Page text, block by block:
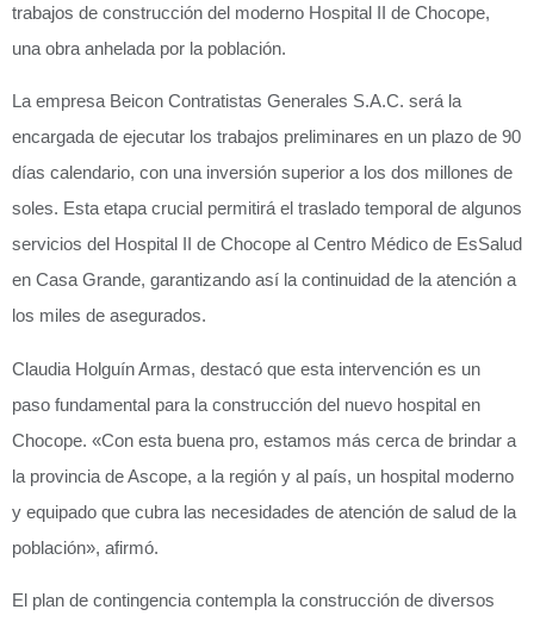
trabajos de construcción del moderno Hospital II de Chocope,
una obra anhelada por la población.
La empresa Beicon Contratistas Generales S.A.C. será la
encargada de ejecutar los trabajos preliminares en un plazo de 90
días calendario, con una inversión superior a los dos millones de
soles. Esta etapa crucial permitirá el traslado temporal de algunos
servicios del Hospital II de Chocope al Centro Médico de EsSalud
en Casa Grande, garantizando así la continuidad de la atención a
los miles de asegurados.
Claudia Holguín Armas, destacó que esta intervención es un
paso fundamental para la construcción del nuevo hospital en
Chocope. «Con esta buena pro, estamos más cerca de brindar a
la provincia de Ascope, a la región y al país, un hospital moderno
y equipado que cubra las necesidades de atención de salud de la
población», afirmó.
El plan de contingencia contempla la construcción de diversos